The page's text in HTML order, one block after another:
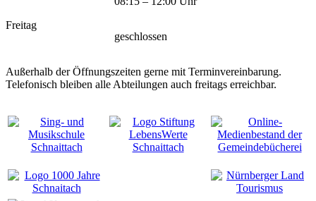
Freitag
geschlossen
Außerhalb der Öffnungszeiten gerne mit Terminvereinbarung.
Telefonisch bleiben alle Abteilungen auch freitags erreichbar.